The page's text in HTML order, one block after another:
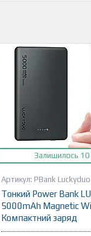
Залишилось 10
PBank
Тонкий Power Bank
5000mAh Magnetic
Компактний заряд